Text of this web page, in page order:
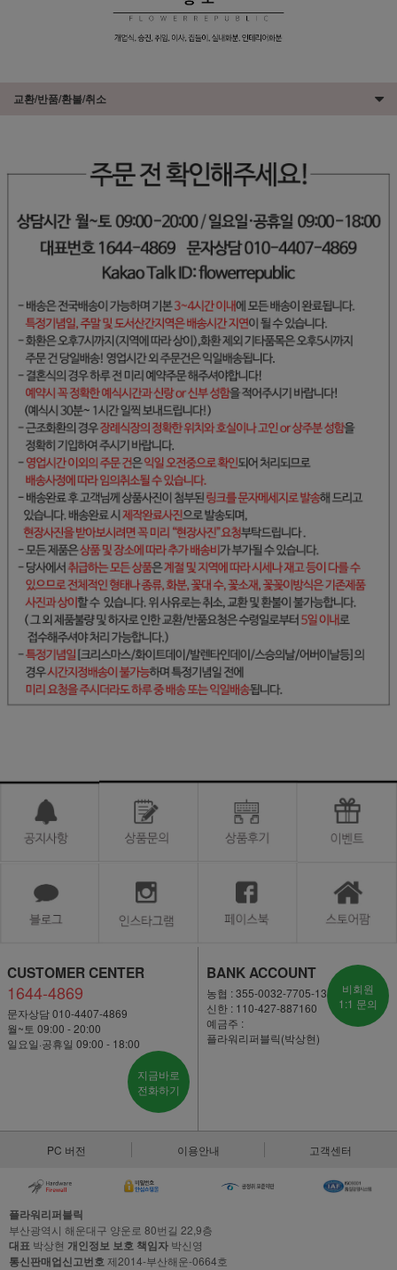
교환/반품/환불/취소
CUSTOMER CENTER
1644-4869
문자상담 010-4407-4869
월~토 09:00 - 20:00
일요일·공휴일 09:00 - 18:00
지금바로
전화하기
BANK ACCOUNT
농협 : 355-0032-7705-13
신한 : 110-427-887160
예금주 :
플라워리퍼블릭(박상현)
비회원
1:1 문의
PC 버전 이용안내 고객센터
플라워리퍼블릭
부산광역시 해운대구 양운로 80번길 22,9층
대표 박상현 개인정보 보호 책임자 박신영
통신판매업신고번호제2014-부산해운-0664호